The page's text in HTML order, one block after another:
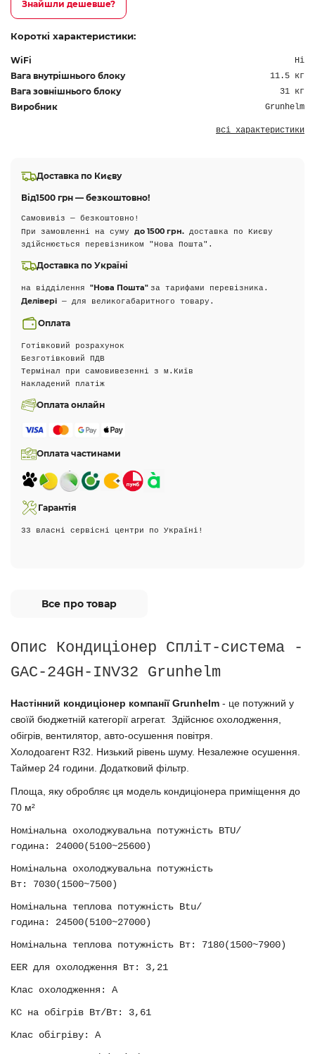
Знайшли дешевше?
Короткі характеристики:
WiFi Ні
Вага внутрішнього блоку 11.5 кг
Вага зовнішнього блоку 31 кг
Виробник Grunhelm
всі характеристики
Доставка по Києву
Від1500 грн — безкоштовно!
Самовивіз — безкоштовно!
При замовленні на суму до 1500 грн. доставка по Києву
здійснюється перевізником "Нова Пошта".
Доставка по Україні
на відділення "Нова Пошта" за тарифами перевізника.
Делівері — для великогабаритного товару.
Оплата
Готівковий розрахунок
Безготівковий ПДВ
Термінал при самовивезенні з м.Київ
Накладений платіж
Оплата онлайн
Оплата частинами
Гарантія
33 власні сервісні центри по Україні!
Все про товар
Опис Кондиціонер Спліт-система -
GAC-24GH-INV32 Grunhelm
Настінний кондиціонер компанії Grunhelm - це потужний у
своїй бюджетній категорії агрегат. Здійснює охолодження,
обігрів, вентилятор, авто-осушення повітря.
Холодоагент R32
Низький рівень шуму. Незалежне осушення.
Таймер 24 години. Додатковий фільтр.
Площа, яку обробляє ця модель кондиціонера приміщення до
70 м²
Номінальна охолоджувальна потужність BTU/
година: 24000(5100~25600)
Номінальна охолоджувальна потужність
Вт: 7030(1500~7500)
Номінальна теплова потужність Btu/
година: 24500(5100~27000)
Номінальна теплова потужність Вт: 7180(1500~7900)
EER для охолодження Вт: 3,21
Клас охолодження: A
КС на обігрів Вт/Вт: 3,61
Клас обігріву: A